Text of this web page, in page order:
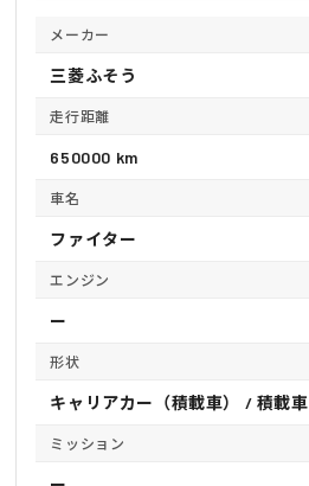
メーカー
三菱ふそう
走行距離
650000 km
車名
ファイター
エンジン
ー
形状
キャリアカー（積載車） / 積載車
ミッション